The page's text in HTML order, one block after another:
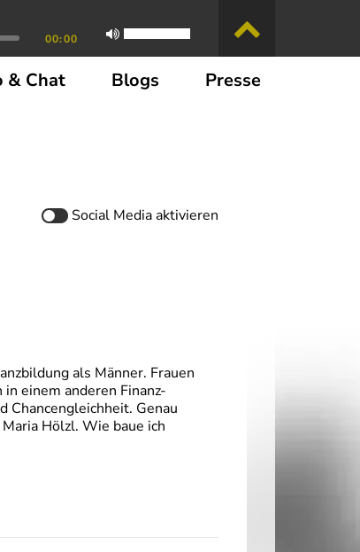
00:00
& Chat Blogs Presse
Social Mediaaktivieren
als Männer. Frauen
einem anderen Finanz-
Chancengleichheit. Genau
Hölzl. Wie baue ich